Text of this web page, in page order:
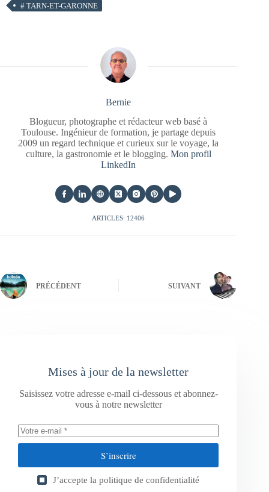
# TARN-ET-GARONNE
Bernie
Blogueur, photographe et rédacteur web basé à
Toulouse. Ingénieur de formation, je partage depuis
2009 un regard technique et curieux sur le voyage, la
culture, la gastronomie et le blogging. Mon profil
LinkedIn
ARTICLES: 12406
PRÉCÉDENT SUIVANT
Mises à jour de la newsletter
Saisissez votre adresse e-mail ci-dessous et abonnez-
vous à notre newsletter
S’inscrire
J’accepte la politique de confidentialité